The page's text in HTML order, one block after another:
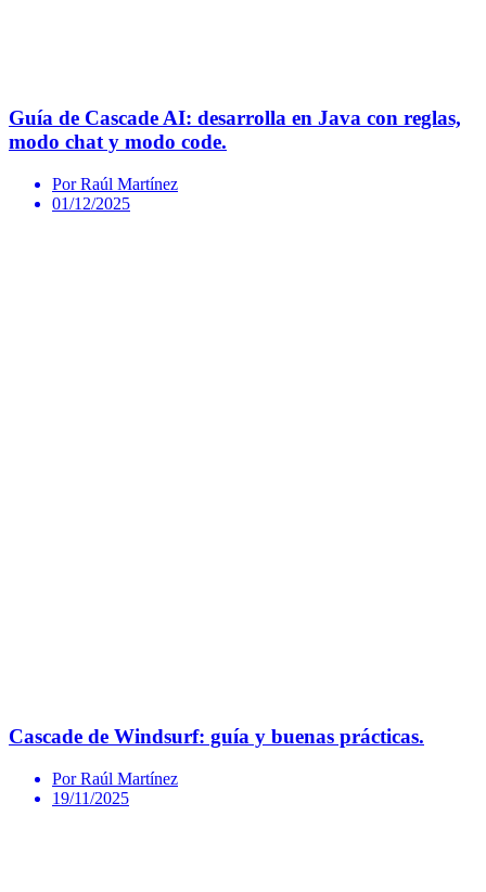
Guía de Cascade AI: desarrolla en Java con reglas,
modo chat y modo code.
Por Raúl Martínez
01/12/2025
Cascade de Windsurf: guía y buenas prácticas.
Por Raúl Martínez
19/11/2025